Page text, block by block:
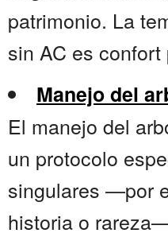
patrimonio. La
sin AC es confort
Manejo del
El manejo del
un protocolo
singulares —por
historia o